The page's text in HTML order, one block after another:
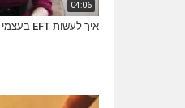
04:06
איך לעשות EFT בעצמי - עיסוי לימפטי